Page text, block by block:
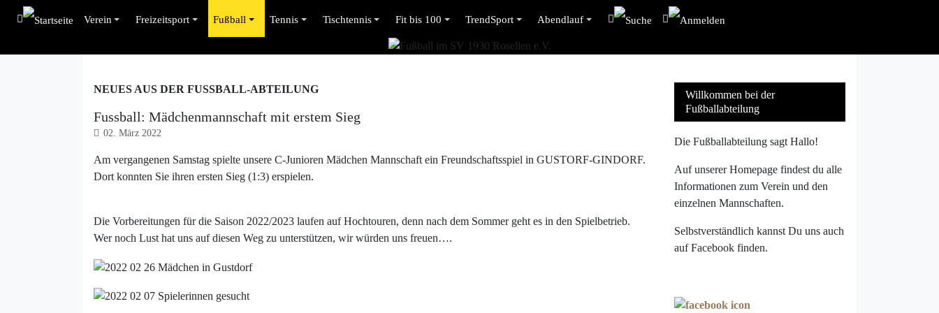
Verein Freizeitsport Fußball Tennis Tischtennis Fit bis 100 TrendSport Abendlauf
NEUES AUS DER FUSSBALL-ABTEILUNG
Fussball: Mädchenmannschaft mit erstem Sieg
02. März 2022
Am vergangenen Samstag spielte unsere C-Junioren Mädchen Mannschaft ein Freundschaftsspiel in GUSTORF-GINDORF.
Dort konnten Sie ihren ersten Sieg (1:3) erspielen.
Die Vorbereitungen für die Saison 2022/2023 laufen auf Hochtouren, denn nach dem Sommer geht es in den Spielbetrieb.
Wer noch Lust hat uns auf diesen Weg zu unterstützen, wir würden uns freuen….
Willkommen bei der
Fußballabteilung
Die Fußballabteilung sagt Hallo!
Auf unserer Homepage findest du alle
Informationen zum Verein und den
einzelnen Mannschaften.
Selbstverständlich kannst Du uns auch
auf Facebook finden.